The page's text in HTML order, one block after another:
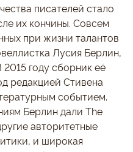
писателей стало
их кончины. Совсем
при жизни талантов
Лусия Берлин,
году сборник её
редакцией Стивена
событием.
Берлин дали The
авторитетные
и широкая